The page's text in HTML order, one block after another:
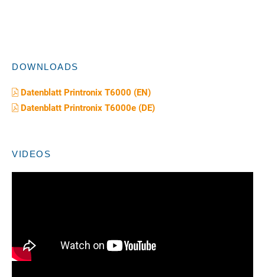
DOWNLOADS
Datenblatt Printronix T6000 (EN)
Datenblatt Printronix T6000e (DE)
VIDEOS